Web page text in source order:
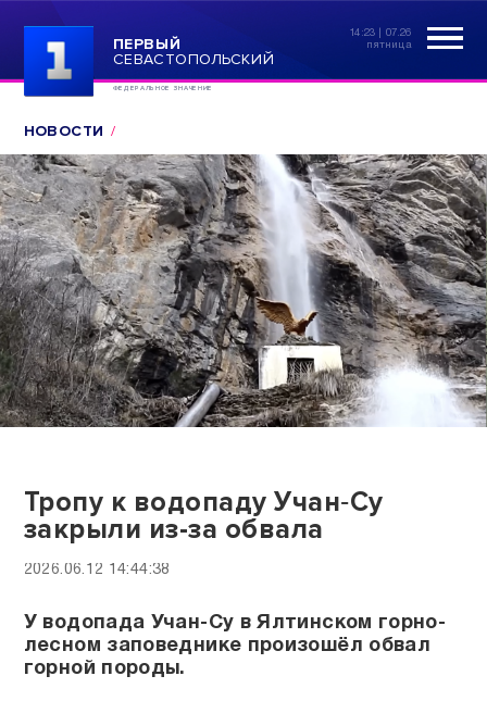
ПЕРВЫЙ
СЕВАСТОПОЛЬСКИЙ
ФЕДЕРАЛЬНОЕ ЗНАЧЕНИЕ
14:23 | 07.26
пятница
НОВОСТИ
Тропу к водопаду Учан‑Су
закрыли из-за обвала
2026.06.12 14:44:38
У водопада Учан-Су в Ялтинском горно-
лесном заповеднике произошёл обвал
горной породы.